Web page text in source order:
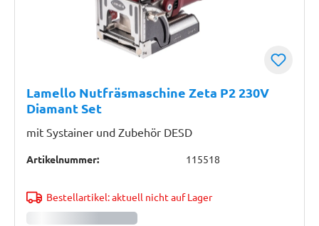
Lamello Nutfräsmaschine Zeta P2 230V
Diamant Set
mit Systainer und Zubehör DESD
Artikelnummer: 115518
Bestellartikel: aktuell nicht auf Lager